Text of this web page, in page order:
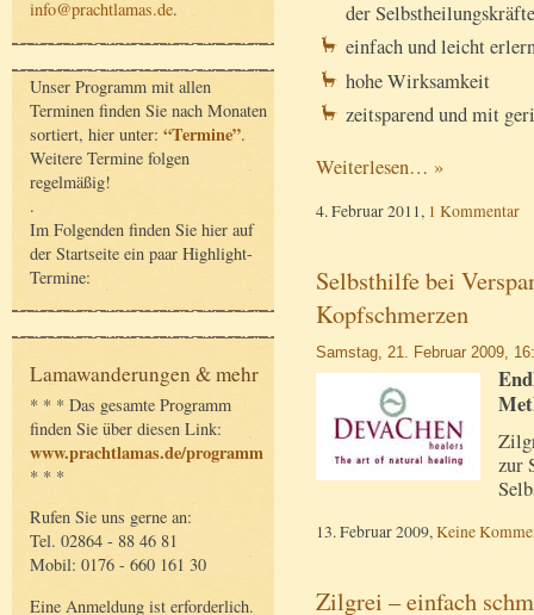
info@prachtlamas.de.
Unser Programm mit allen
Terminen finden Sie nach Monaten
sortiert, hier unter: “Termine”.
Weitere Termine folgen
regelmäßig!
.
Im Folgenden finden Sie hier auf
der Startseite ein paar Highlight-
Termine:
Lamawanderungen & mehr
* * * Das gesamte Programm
finden Sie über diesen Link:
www.prachtlamas.de/programm
* * *
Rufen Sie uns gerne an:
Tel. 02864 - 88 46 81
Mobil: 0176 - 660 161 30
Eine Anmeldung ist erforderlich.
der Selbstheilungskräfte
einfach und leicht
hohe Wirksamkeit
zeitsparend und mit
Weiterlesen… »
4. Februar 2011, 1 Kommentar
Selbsthilfe bei
Kopfschmerzen
Samstag, 21. Februar 2009,
zur
13. Februar 2009, Keine
Zilgrei – einfach